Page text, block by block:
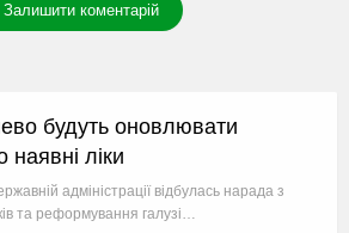
Залишити коментарій
будуть оновлювати
ліки
адміністрації відбулась нарада з
та реформування галузі…